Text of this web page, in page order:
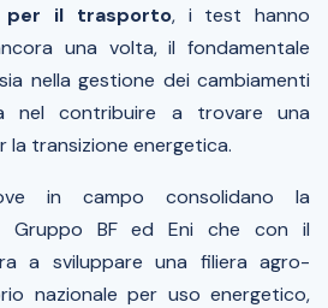
per il trasporto, i test hanno
una volta, il fondamentale
nella gestione dei cambiamenti
nel contribuire a trovare una
la transizione energetica.
in campo consolidano la
Gruppo BF ed Eni che con il
a sviluppare una filiera agro-
nazionale per uso energetico,